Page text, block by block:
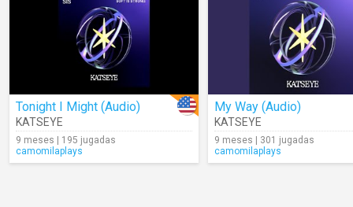
Tonight I Might (Audio)
KATSEYE
9 meses | 195 jugadas
camomilaplays
My Way (Audio)
KATSEYE
9 meses | 301 jugadas
camomilaplays